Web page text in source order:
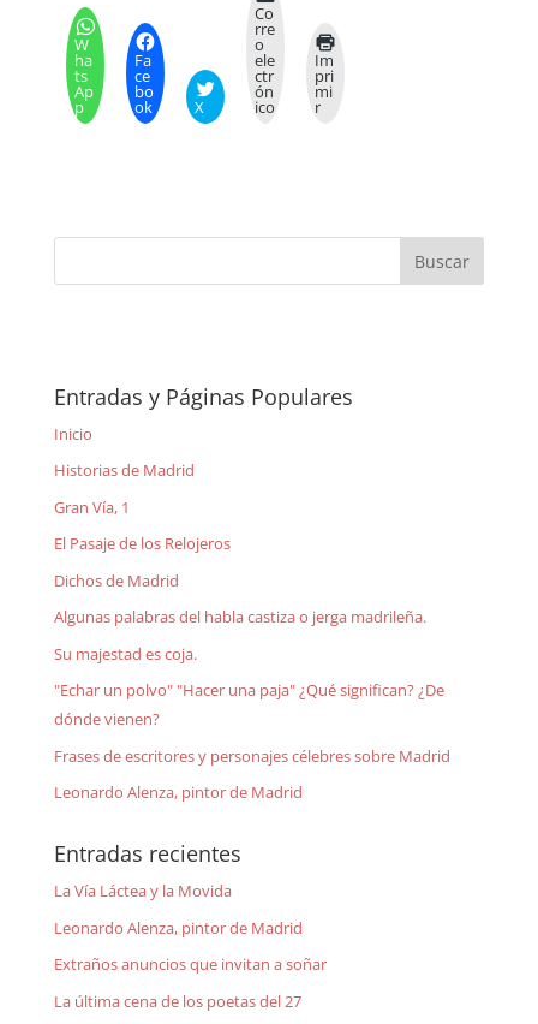
W
ha
ts
Ap
p
Fa
ce
bo
ok X
Co
rre
o
ele
ctr
ón
ico
Im
pri
mi
r
Entradas y Páginas Populares
Inicio
Historias de Madrid
Gran Vía, 1
El Pasaje de los Relojeros
Dichos de Madrid
Algunas palabras del habla castiza o jerga madrileña.
Su majestad es coja.
"Echar un polvo" "Hacer una paja" ¿Qué significan? ¿De
dónde vienen?
Frases de escritores y personajes célebres sobre Madrid
Leonardo Alenza, pintor de Madrid
Entradas recientes
La Vía Láctea y la Movida
Leonardo Alenza, pintor de Madrid
Extraños anuncios que invitan a soñar
La última cena de los poetas del 27